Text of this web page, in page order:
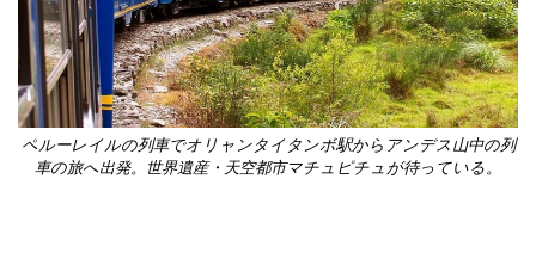
ペルーレイルの列車でオリャンタイタンボ駅からアンデス山中の列
車の旅へ出発。世界遺産・天空都市マチュピチュが待っている。